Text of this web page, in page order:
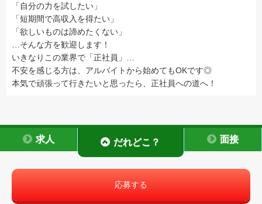
「自分の力を試したい」
「短期間で高収入を得たい」
「欲しいものは諦めたくない」
…そんな方を歓迎します！
いきなりこの業界で「正社員」…
不安を感じる方は、アルバイトから始めてもOKです◎
本気で頑張って行きたいと思ったら、正社員への道へ！
求人 だれどこ？ 面接
応募する